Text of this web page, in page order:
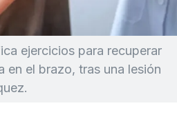
ejercicios para recuperar
en el brazo, tras una lesión